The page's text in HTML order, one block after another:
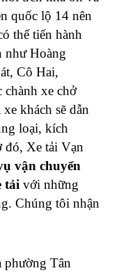
quốc lộ 14 nên
thể tiến hành
như Hoàng
Cô Hai,
xe chở
khách sẽ dẫn
loại, kích
đó, Xe tải Vạn
vận chuyển
tải với những
Chúng tôi nhận
phường Tân